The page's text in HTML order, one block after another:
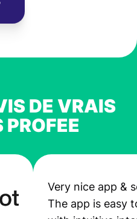
DE VRAIS
PROFEE
Very nice app &
The app is easy